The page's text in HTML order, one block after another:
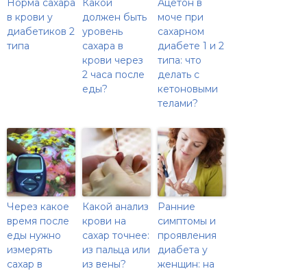
Норма сахара
в крови у
диабетиков 2
типа
Какой
должен быть
уровень
сахара в
крови через
2 часа после
еды?
Ацетон в
моче при
сахарном
диабете 1 и 2
типа: что
делать с
кетоновыми
телами?
Через какое
время после
еды нужно
измерять
сахар в
Какой анализ
крови на
сахар точнее:
из пальца или
из вены?
Ранние
симптомы и
проявления
диабета у
женщин: на